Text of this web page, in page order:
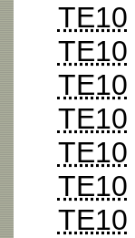
TE10
TE10
TE10
TE10
TE10
TE10
TE10